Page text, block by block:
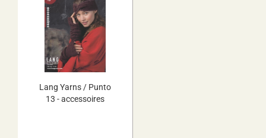
Lang Yarns / Punto
13 - accessoires